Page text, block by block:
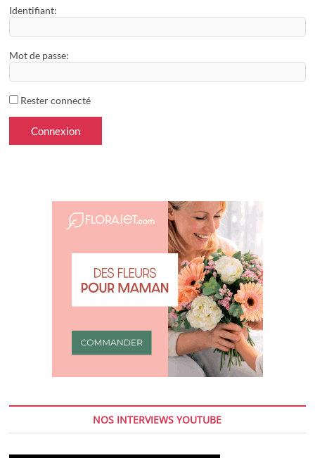
Identifiant:
Mot de passe:
Rester connecté
Connexion
NOS INTERVIEWS YOUTUBE